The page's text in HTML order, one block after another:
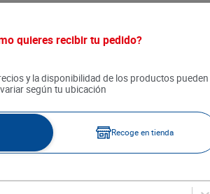
quieres recibir tu pedido?
y la disponibilidad de los productos pueden
variar según tu ubicación
Recoge en tienda